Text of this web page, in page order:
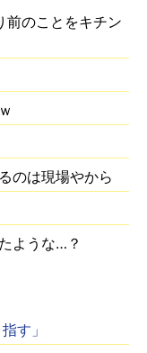
前のことをキチン
のは現場やから
ような…？
す」